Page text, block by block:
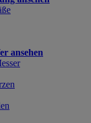
ansehen